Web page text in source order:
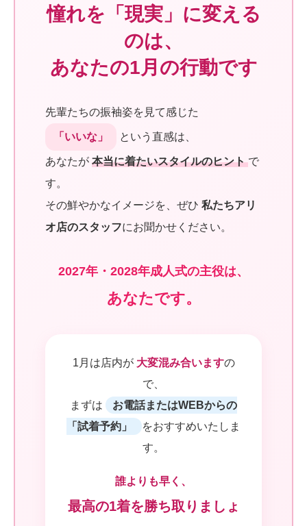
憧れを「現実」に変える
のは、
あなたの1月の行動です
先輩たちの振袖姿を見て感じた
「いいな」 という直感は、
あなたが 本当に着たいスタイルのヒントで
す。
その鮮やかなイメージを、ぜひ 私たちアリ
オ店のスタッフにお聞かせください。
2027年・2028年成人式の主役は、
あなたです。
1月は店内が 大変混み合いますの
で、
まずは
お電話またはWEBからの
「試着予約」
をおすすめいたしま
す。
誰よりも早く、
最高の1着を勝ち取りましょ